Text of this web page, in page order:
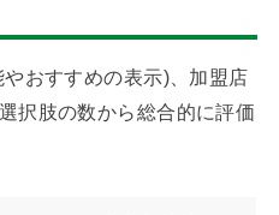
おすすめの表示)、加盟店
択肢の数から総合的に評価